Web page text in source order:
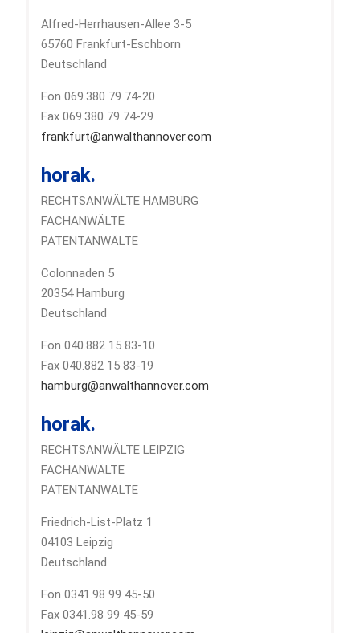
Alfred-Herrhausen-Allee 3-5
65760 Frankfurt-Eschborn
Deutschland
Fon 069.380 79 74-20
Fax 069.380 79 74-29
frankfurt@anwalthannover.com
horak.
RECHTSANWÄLTE HAMBURG
FACHANWÄLTE
PATENTANWÄLTE
Colonnaden 5
20354 Hamburg
Deutschland
Fon 040.882 15 83-10
Fax 040.882 15 83-19
hamburg@anwalthannover.com
horak.
RECHTSANWÄLTE LEIPZIG
FACHANWÄLTE
PATENTANWÄLTE
Friedrich-List-Platz 1
04103 Leipzig
Deutschland
Fon 0341.98 99 45-50
Fax 0341.98 99 45-59